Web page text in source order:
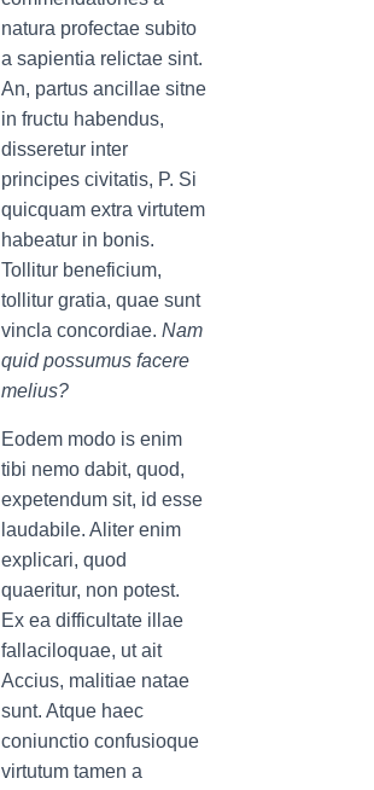
natura profectae subito
a sapientia relictae sint.
An, partus ancillae sitne
in fructu habendus,
disseretur inter
principes civitatis, P. Si
quicquam extra virtutem
habeatur in bonis.
Tollitur beneficium,
tollitur gratia, quae sunt
vincla concordiae. Nam
quid possumus facere
melius?
Eodem modo is enim
tibi nemo dabit, quod,
expetendum sit, id esse
laudabile. Aliter enim
explicari, quod
quaeritur, non potest.
Ex ea difficultate illae
fallaciloquae, ut ait
Accius, malitiae natae
sunt. Atque haec
coniunctio confusioque
virtutum tamen a